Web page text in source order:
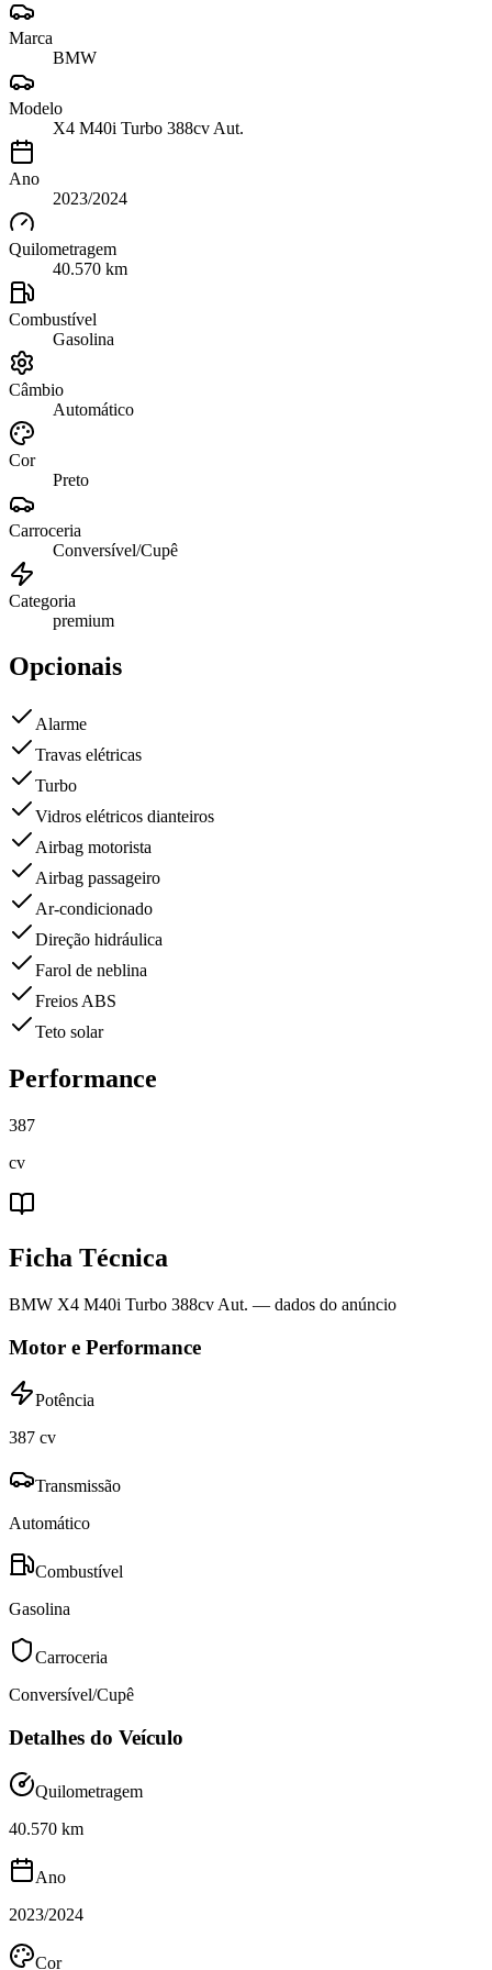
Marca
BMW
Modelo
X4 M40i Turbo 388cv Aut.
Ano
2023/2024
Quilometragem
40.570 km
Combustível
Gasolina
Câmbio
Automático
Cor
Preto
Carroceria
Conversível/Cupê
Categoria
premium
Opcionais
Alarme
Travas elétricas
Turbo
Vidros elétricos dianteiros
Airbag motorista
Airbag passageiro
Ar-condicionado
Direção hidráulica
Farol de neblina
Freios ABS
Teto solar
Performance
387
cv
Ficha Técnica
BMW X4 M40i Turbo 388cv Aut. — dados do anúncio
Motor e Performance
Potência
387 cv
Transmissão
Automático
Combustível
Gasolina
Carroceria
Conversível/Cupê
Detalhes do Veículo
Quilometragem
40.570 km
Ano
2023/2024
Cor